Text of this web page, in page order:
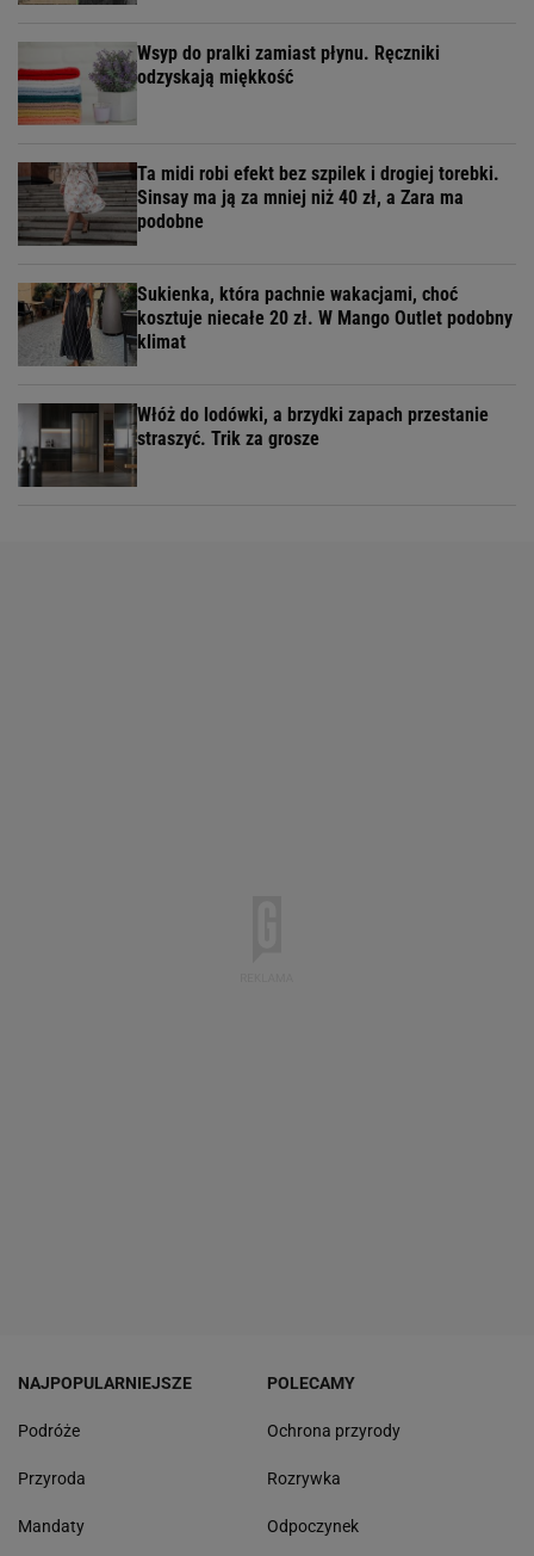
Wsyp do pralki zamiast płynu. Ręczniki
odzyskają miękkość
Ta midi robi efekt bez szpilek i drogiej torebki.
Sinsay ma ją za mniej niż 40 zł, a Zara ma
podobne
Sukienka, która pachnie wakacjami, choć
kosztuje niecałe 20 zł. W Mango Outlet podobny
klimat
Włóż do lodówki, a brzydki zapach przestanie
straszyć. Trik za grosze
NAJPOPULARNIEJSZE
Podróże
Przyroda
Mandaty
POLECAMY
Ochrona przyrody
Rozrywka
Odpoczynek